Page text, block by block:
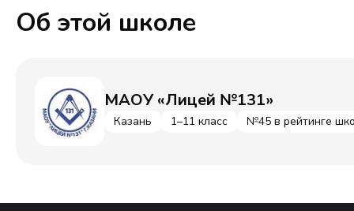
Об этой школе
МАОУ «Лицей №131»
Казань 1–11 класс №45 в рейтинге